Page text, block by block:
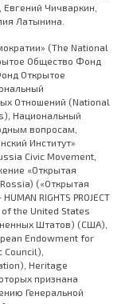
Чичваркин,
Латынина.
(The National
Общество Фонд
Открытое
Отношений (National
Национальный
вопросам,
Институт»
Civic Movement,
«Открытая
(«Открытая
RIGHTS PROJECT
of the United States
Штатов) (США),
Endowment for
Council),
Heritage
признана
Генеральной